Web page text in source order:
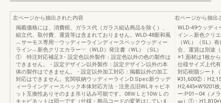
左ページから抽出された内容
掲載価格には、消費税、ガラス代（ガラス組込商品を除く）、
組立代、取付費、運賃等は含まれておりません。WLD-48新和風
︿サーモス専用﹀ウッディーラインディースペックウッディー
ライン︿新色クリエカラー﹀（WLD）発注書（WL）（SL）
① 特注対応補足3・設定色以外製作：設定色以外の色の製作は
できません。・設定デザイン以外製作：設定デザイン以外の本
体の製作はできません。・設定以外加工対応：掲載以外の加工
対応はできません。玄関収納ウッディーラインD.Spec新ウッデ
ィーラインディースペック本体対応方法・注意点旧WLキャビネ
ット互換性ありそのまま吊り込み可能です。08ＷＬと10ＷＬの
キャビネットは同一です（仕様・商品コードの変更はしていま
右ページから抽出
WLD-49ウッディ
イン︿新色クリ
（WL）（SL）
合、運賃は別途
※1.面材は1枚か
仕様サイズ上代
対応樹脂シート
¥31,600②：
H2,445×W9201
ー:P01∼04（メ
㎜）①：